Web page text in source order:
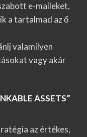
e-maileket,
a tartalmad az ő
valamilyen
vagy akár
ASSETS”
az értékes,